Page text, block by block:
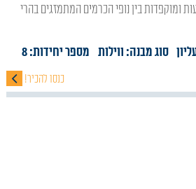
ומוקפדות בין נופי הכרמים המתמזגים בהרי
סוג מבנה: ווילות מספר יחידות: 8
כנסו להכיר!